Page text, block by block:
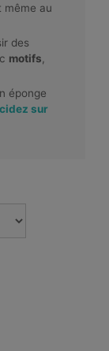
même au
des
motifs,
éponge
sur